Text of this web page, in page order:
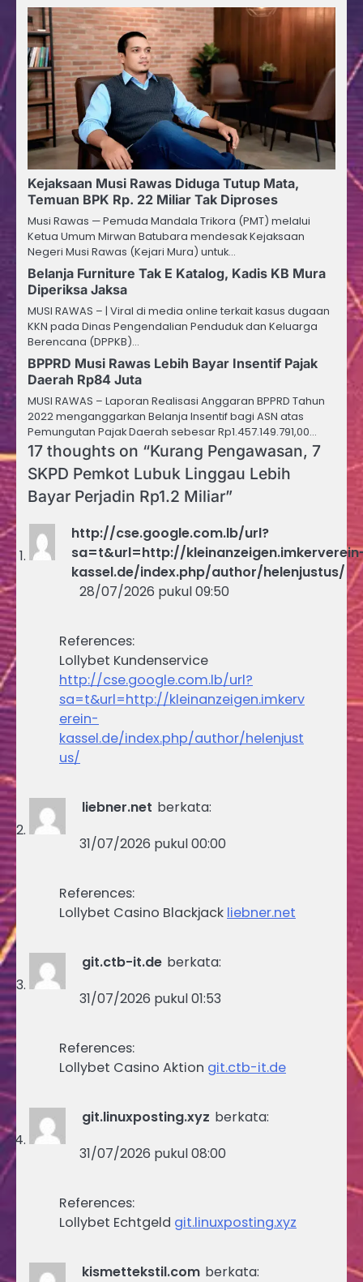
Kejaksaan Musi Rawas Diduga Tutup Mata,
Temuan BPK Rp. 22 Miliar Tak Diproses
Musi Rawas — Pemuda Mandala Trikora (PMT) melalui
Ketua Umum Mirwan Batubara mendesak Kejaksaan
Negeri Musi Rawas (Kejari Mura) untuk…
Belanja Furniture Tak E Katalog, Kadis KB Mura
Diperiksa Jaksa
MUSI RAWAS – | Viral di media online terkait kasus dugaan
KKN pada Dinas Pengendalian Penduduk dan Keluarga
Berencana (DPPKB)…
BPPRD Musi Rawas Lebih Bayar Insentif Pajak
Daerah Rp84 Juta
MUSI RAWAS – Laporan Realisasi Anggaran BPPRD Tahun
2022 menganggarkan Belanja Insentif bagi ASN atas
Pemungutan Pajak Daerah sebesar Rp1.457.149.791,00…
17 thoughts on “Kurang Pengawasan, 7
SKPD Pemkot Lubuk Linggau Lebih
Bayar Perjadin Rp1.2 Miliar”
http://cse.google.com.lb/url?
sa=t&url=http://
kassel.de/index.php/author/helenjustus/
28/07/2026 pukul 09:50
References:
Lollybet Kundenservice
http://cse.google.com.lb/url?
sa=t&url=http://kleinanzeigen.imkerv
erein-
kassel.de/index.php/author/helenjust
us/
liebner.net berkata:
31/07/2026 pukul 00:00
References:
Lollybet Casino Blackjack liebner.net
git.ctb-it.de berkata:
31/07/2026 pukul 01:53
References:
Lollybet Casino Aktion git.ctb-it.de
git.linuxposting.xyz berkata:
31/07/2026 pukul 08:00
References:
Lollybet Echtgeld git.linuxposting.xyz
kismettekstil.com berkata: